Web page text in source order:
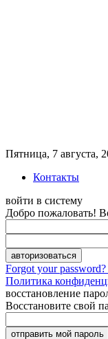
Пятница, 7 августа,
Контакты
войти в систему
Добро пожаловать!
Forgot your
Политика
восстановление
Восстановите свой